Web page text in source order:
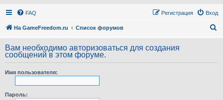
FAQ Вход
Регистрация
На GameFreedom.ru Список форумов
с
Вам необходимо авторизоваться для создания
сообщений в этом форуме.
Имя пользователя:
Пароль: